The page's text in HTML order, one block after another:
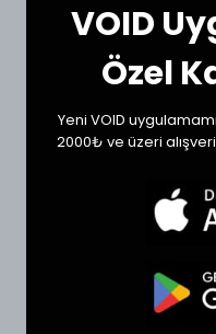
Beden Ölçüleri ve
Tekstil ürünlerinde
değişkenlik gösterebilir.
dolabınızdaki
oluşturabilirsiniz.
Ölçülerde +1/-1 cm
VOID
Özel
Yeni VOID
2000₺ ve üzeri